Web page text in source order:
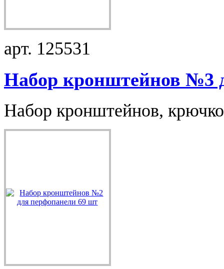
арт. 125531
Набор кронштейнов №3
Набор кронштейнов,